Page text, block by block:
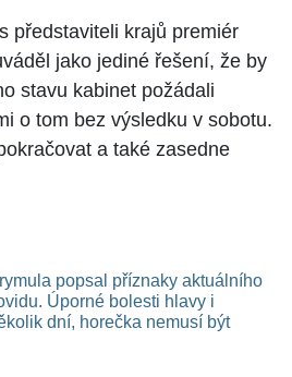
představiteli krajů premiér
jako jediné řešení, že by
stavu kabinet požádali
o tom bez výsledku v sobotu.
a také zasedne
popsal příznaky aktuálního
Úporné bolesti hlavy i
dní, horečka nemusí být